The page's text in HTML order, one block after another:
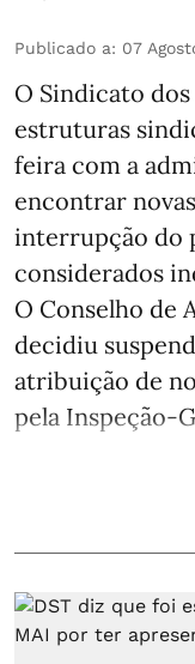
Publicado a: 07
O Sindicato dos
estruturas
feira com a
encontrar
interrupção do
considerados
O Conselho de
decidiu
atribuição de
pela Inspeção-